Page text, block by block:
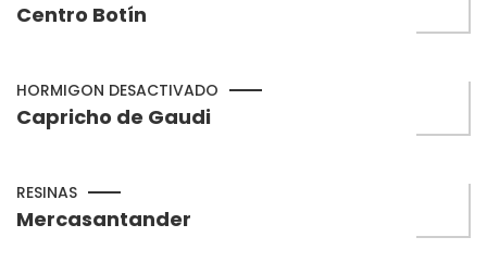
Centro Botín
HORMIGON DESACTIVADO
Capricho de Gaudi
RESINAS
Mercasantander